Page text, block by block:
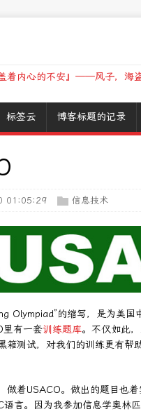
着内心的不安』——风子，海
标签云 博客标题的记录
01:05:29 信息技术
Olympiad”的缩写，是为美
里有一套训练题库。不仅如此
箱测试，对我们的训练更有
做着USACO。做出的题目也
言。因为我参加信息学奥林